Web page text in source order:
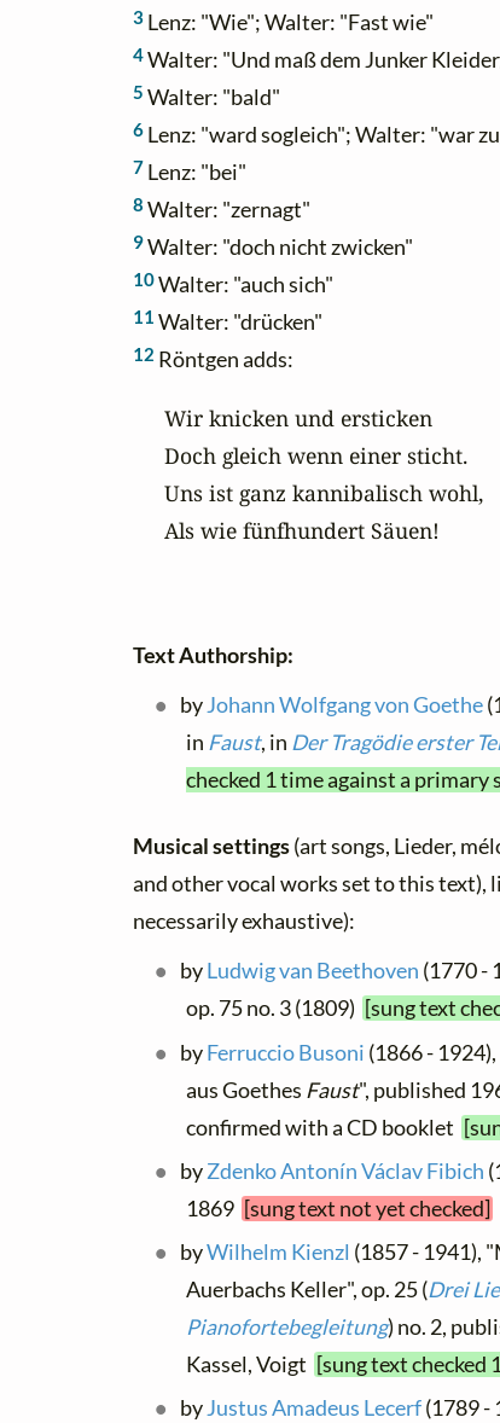
3 Lenz: "Wie"; Walter: "Fast wie"
4Walter: "Und maß dem Junker
5 Walter: "bald"
6 Lenz: "ward sogleich"; Walter: "war
7 Lenz: "bei"
8 Walter: "zernagt"
9Walter: "doch nicht zwicken"
10Walter: "auch sich"
11 Walter: "drücken"
12 Röntgen adds:
Wir knicken und ersticken
Doch gleich wenn einer sticht.
Uns ist ganz kannibalisch wohl,
Als wie fünfhundert Säuen!
Text Authorship:
byJohann Wolfgang von Goethe
in Faust, in Der Tragödie erster
checked 1 time against a primary
Musical settings(art songs, Lieder,
and other vocal works set to this text),
necessarily exhaustive):
byLudwig van Beethoven (1770 -
op. 75 no. 3 (1809) [sung text
byFerruccio Busoni (1866 -
aus Goethes Faust", published
confirmed with a CD booklet
byZdenko Antonín Václav Fibich
1869 [sung text not yet checked]
byWilhelm Kienzl (1857 - 1941),
Auerbachs Keller", op. 25 (Drei
Pianofortebegleitung) no. 2,
Kassel, Voigt [sung text checked
byJustus Amadeus Lecerf(1789 -